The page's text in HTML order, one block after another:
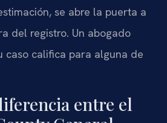
se abre la puerta a
del registro. Un abogado
caso califica para alguna de
entre el